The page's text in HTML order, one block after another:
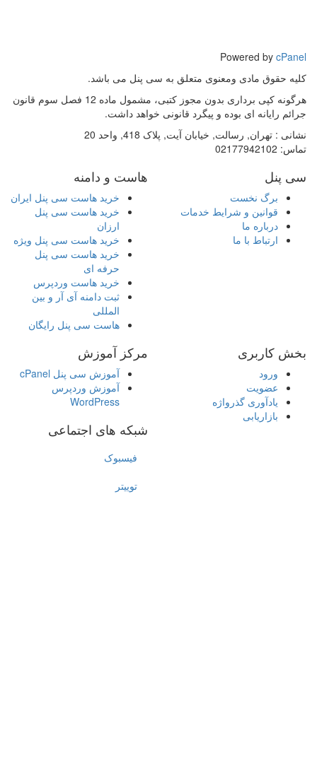
Powered by cPanel
کلیه حقوق مادی ومعنوی متعلق به سی پنل می باشد.
هرگونه کپی برداری بدون مجوز کتبی، مشمول ماده 12 فصل سوم قانون
جرائم رایانه ای بوده و پیگرد قانونی خواهد داشت.
نشانی : تهران, رسالت, خیابان آیت, پلاک 418, واحد 20
تماس:
سی پنل
برگ نخست
قوانین و شرایط خدمات
درباره ما
ارتباط با ما
هاست و دامنه
خرید هاست سی پنل ایران
خرید هاست سی پنل
ارزان
خرید هاست سی پنل ویژه
خرید هاست سی پنل
حرفه ای
خرید هاست وردپرس
ثبت دامنه آی آر و بین
المللی
هاست سی پنل رایگان
بخش کاربری
ورود
عضویت
یادآوری گذرواژه
بازاریابی
مرکز آموزش
آموزش سی پنل cPanel
آموزش وردپرس
WordPress
شبکه های اجتماعی
فیسبوک
توییتر